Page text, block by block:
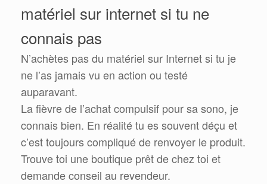
matériel sur internet si tu ne
connais pas
N’achètes pas du matériel sur Internet si tu je
ne l’as jamais vu en action ou testé
auparavant.
La fièvre de l’achat compulsif pour sa sono, je
connais bien. En réalité tu es souvent déçu et
c’est toujours compliqué de renvoyer le produit.
Trouve toi une boutique prêt de chez toi et
demande conseil au revendeur.